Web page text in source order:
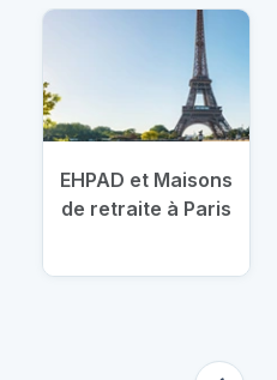
EHPAD et Maisons
de retraite à Paris